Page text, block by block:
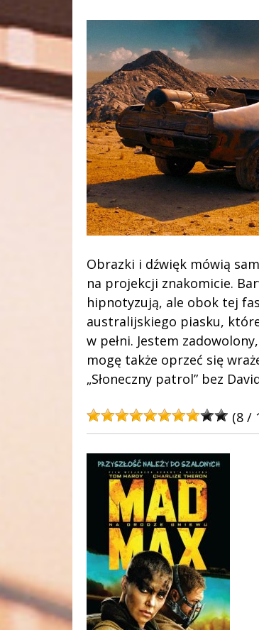
Obrazki i dźwięk mówią
na projekcji znakomicie.
hipnotyzują, ale obok tej
australijskiego piasku,
w pełni. Jestem
mogę także oprzeć się
„Słoneczny patrol” bez
(8 /